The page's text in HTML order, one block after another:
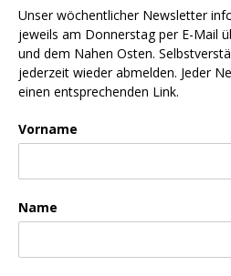
Unser wöchentlicher Newsletter
jeweils am Donnerstag per E-Mail
und dem Nahen Osten.
jederzeit wieder abmelden. Jeder
einen entsprechenden Link.
Vorname
Name